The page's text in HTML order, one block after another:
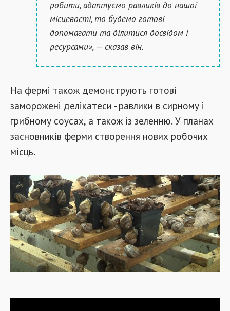
робити, адаптуємо равликів до нашої
місцевості, то будемо готові
допомагати та ділитися досвідом і
ресурсами», — сказав він.
На фермі також демонструють готові
заморожені делікатеси - равлики в сирному і
грибному соусах, а також із зеленню. У планах
засновників ферми створення нових робочих
місць.